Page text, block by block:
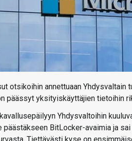
otsikoihin annettuaan
päässyt yksityiskäyttäjien tietoihin
Yhdysvaltoihin
BitLocker-avaimia ja